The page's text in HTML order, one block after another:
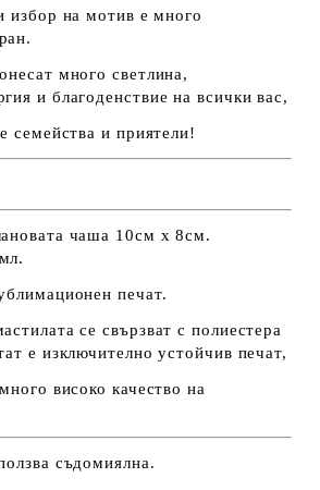
избор на мотив е много
много светлина,
и благоденствие на всички вас,
и приятели!
чаша 10см х 8см.
печат.
се свързват с полиестера
е изключително устойчив печат,
високо качество на
съдомиялна.